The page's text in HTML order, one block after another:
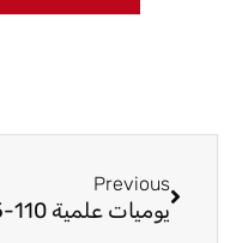
Previous
يوميات علمية 110-25